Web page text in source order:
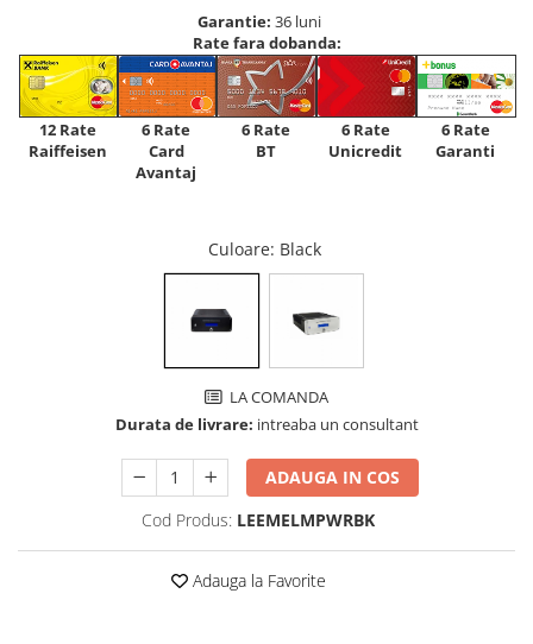
Garantie: 36 luni
Rate fara dobanda:
12 Rate
Raiffeisen
6 Rate
Card
Avantaj
6 Rate
BT
6 Rate
Unicredit
6 Rate
Garanti
Culoare: Black
LA COMANDA
Durata de livrare: intreaba un consultant
ADAUGA IN COS
Cod Produs: LEEMELMPWRBK
Adauga la Favorite